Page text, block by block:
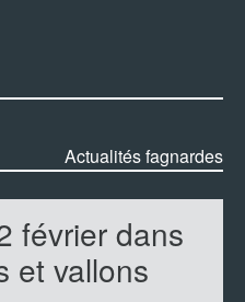
Actualités fagnardes
février dans
et vallons